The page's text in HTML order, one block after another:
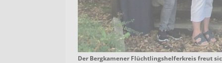
Der Bergkamener Flüchtlingshelferkreis freut